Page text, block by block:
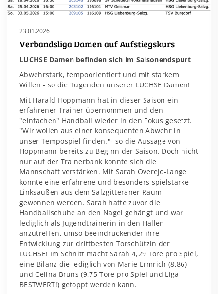
23.01.2026
Verbandsliga Damen auf Aufstiegskurs
LUCHSE Damen befinden sich im Saisonendspurt
Abwehrstark, tempoorientiert und mit starkem
Willen - so die Tugenden unserer LUCHSE Damen!
Mit Harald Hoppmann hat in dieser Saison ein
erfahrener Trainer übernommen und den
"einfachen" Handball wieder in den Fokus gesetzt.
"Wir wollen aus einer konsequenten Abwehr in
unser Tempospiel finden."- so die Aussage von
Hoppmann bereits zu Beginn der Saison. Doch nicht
nur auf der Trainerbank konnte sich die
Mannschaft verstärken. Mit Sarah Overejo-Lange
konnte eine erfahrene und besonders spielstarke
Linksaußen aus dem Salzgitteraner Raum
gewonnen werden. Sarah hatte zuvor die
Handballschuhe an den Nagel gehängt und war
lediglich als Jugendtrainerin in den Hallen
anzutreffen, umso beeindruckender ihre
Entwicklung zur drittbesten Torschützin der
LUCHSE! Im Schnitt macht Sarah 4,29 Tore pro Spiel,
eine Bilanz die lediglich von Marie Ermrich (8,86)
und Celina Bruns (9,75 Tore pro Spiel und Liga
BESTWERT!) getoppt werden kann.